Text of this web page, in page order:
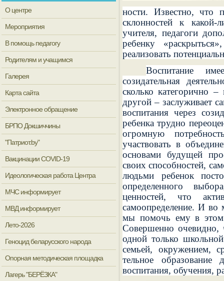
О центре
Мероприятия
В помощь педагогу
Родителям и учащимся
Галерея
Карта сайта
Электронное обращение
БРПО Докшиччины
"Патриот.by"
Вакцинации COVID-19
Идеологическая работа Центра
МЧС информирует
МВД информирует
Лето-2026
Геноцид беларусского народа
Опорная методическая площадка
Лагерь "БЕРЁЗКА"
ности. Известно, что
склонностей к какой-
учителя, педагоги
ребенку
реализовать
Воспитание
созидательная
сколько категорично
другой – заслуживает
воспитания через
ребенка трудно
огромную
участвовать в
основами будущей
своих способностей,
людьми ребенок
определенного
ценностей, что
самоопределение. И
мы помочь ему в этом
Совершенно очевидно,
одной только
семьей, окружени­ем,
тельное образование
воспитания, обучения,